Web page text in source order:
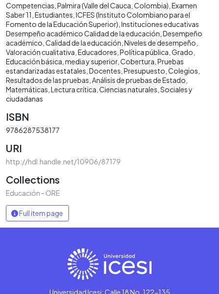
Competencias Palmira (Valle del Cauca, Colombia) Examen
Saber 11 Estudiantes ICFES (Instituto Colombiano para el
Fomento de la Educación Superior) Instituciones educativas
Desempeño académico Calidad de la educación Desempeño
académico Calidad de la educación Niveles de desempeño
Valoración cualitativa Educadores Política pública Grado
Educación básica, media y superior Cobertura Pruebas
estandarizadas estatales Docentes Presupuesto Colegios
Resultados de las pruebas Análisis de pruebas de Estado
Matemáticas Lectura crítica Ciencias naturales Sociales y
ciudadanas
ISBN
9786287538177
URI
http://hdl.handle.net/10906/87179
Collections
Educación - ORE
Full item page
Universidad Icesi: Calle 18 No. 122-135